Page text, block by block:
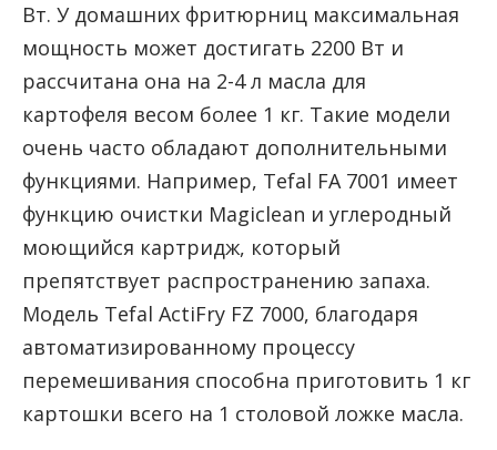
Вт. У домашних фритюрниц максимальная
мощность может достигать 2200 Вт и
рассчитана она на 2-4 л масла для
картофеля весом более 1 кг. Такие модели
очень часто обладают дополнительными
функциями. Например, Tefal FA 7001 имеет
функцию очистки Magiclean и углеродный
моющийся картридж, который
препятствует распространению запаха.
Модель Tefal ActiFry FZ 7000, благодаря
автоматизированному процессу
перемешивания способна приготовить 1 кг
картошки всего на 1 столовой ложке масла.